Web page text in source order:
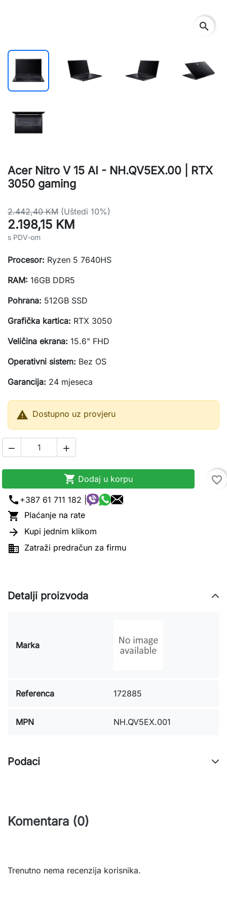
search
Acer Nitro V 15 AI - NH.QV5EX.00 | RTX
3050 gaming
2.442,40 KM (Uštedi 10%)
2.198,15 KM
s PDV-om
Procesor: Ryzen 5 7640HS
RAM: 16GB DDR5
Pohrana: 512GB SSD
Grafička kartica: RTX 3050
Veličina ekrana: 15.6" FHD
Operativni sistem: Bez OS
Garancija: 24 mjeseca
 Dostupno uz provjeru
 
 Dodaj u korpu
favorite_border
call +387 61 711 182 |
 Plaćanje na rate
 Kupi jednim klikom
 Zatraži predračun za firmu
Detalji proizvoda
Marka
Referenca 172885
MPN NH.QV5EX.001
Podaci
Komentara (0)
Trenutno nema recenzija korisnika.